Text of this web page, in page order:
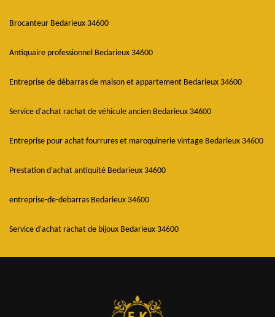
Brocanteur Bedarieux 34600
Antiquaire professionnel Bedarieux 34600
Entreprise de débarras de maison et appartement Bedarieux 34600
Service d'achat rachat de véhicule ancien Bedarieux 34600
Entreprise pour achat fourrures et maroquinerie vintage Bedarieux 34600
Prestation d'achat antiquité Bedarieux 34600
entreprise-de-debarras Bedarieux 34600
Service d'achat rachat de bijoux Bedarieux 34600